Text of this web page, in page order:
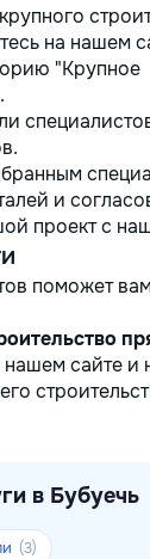
на нашем
"Крупное
и
проект с
поможет
сайте и
в Бубуечь
(3)